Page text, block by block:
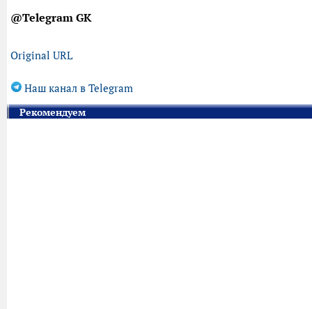
@Telegram GK
Original URL
Наш канал в Telegram
Рекомендуем